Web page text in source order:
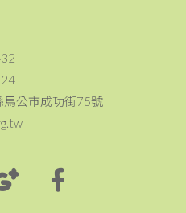
公市成功街75號